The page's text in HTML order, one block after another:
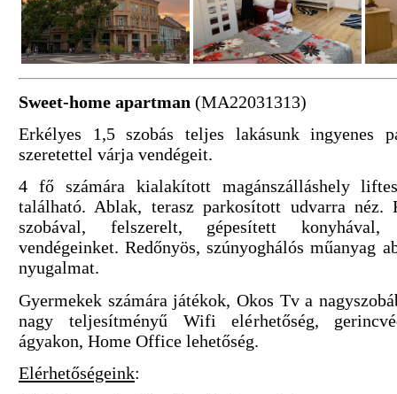
Sweet-home apartman (MA22031313)
Erkélyes 1,5 szobás teljes lakásunk ingyenes
szeretettel várja vendégeit.
4 fő számára kialakított magánszálláshely
található. Ablak, terasz parkosított udvarra néz.
szobával, felszerelt, gépesített
vendégeinket. Redőnyös, szúnyoghálós műanyag
nyugalmat.
Gyermekek számára játékok, Okos Tv a
nagy teljesítményű Wifi elérhetőség,
ágyakon, Home Office lehetőség.
Elérhetőségeink: